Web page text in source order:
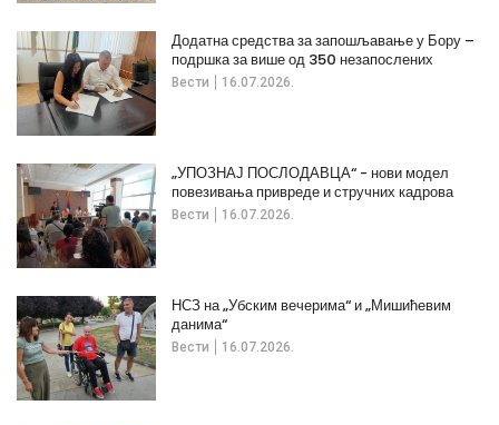
Вести 16.07.2026.
Додатна средства за запошљавање у Бору –
подршка за више од 350 незапослених
Вести 16.07.2026.
„УПОЗНАЈ ПОСЛОДАВЦА“ - нови модел
повезивања привреде и стручних кадрова
Вести 16.07.2026.
НСЗ на „Убским вечерима“ и „Мишићевим
данима“